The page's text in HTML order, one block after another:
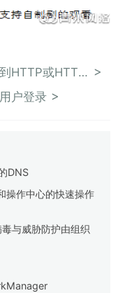
端口的所有客户端
户登录
DNS
作中心的快速操作
与威胁防护由组织